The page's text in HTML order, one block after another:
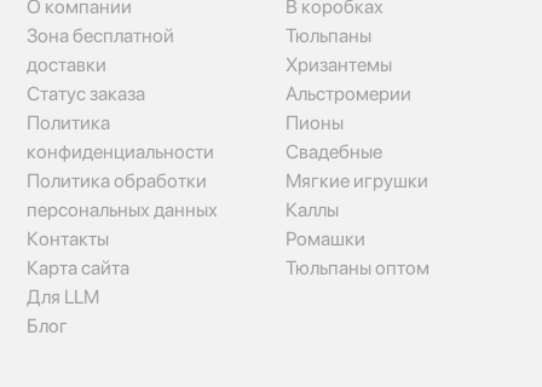
О компании
Зона бесплатной
доставки
Статус заказа
Политика
конфиденциальности
Политика обработки
персональных данных
Контакты
Карта сайта
Для LLM
Блог
В коробках
Тюльпаны
Хризантемы
Альстромерии
Пионы
Свадебные
Мягкие игрушки
Каллы
Ромашки
Тюльпаны оптом